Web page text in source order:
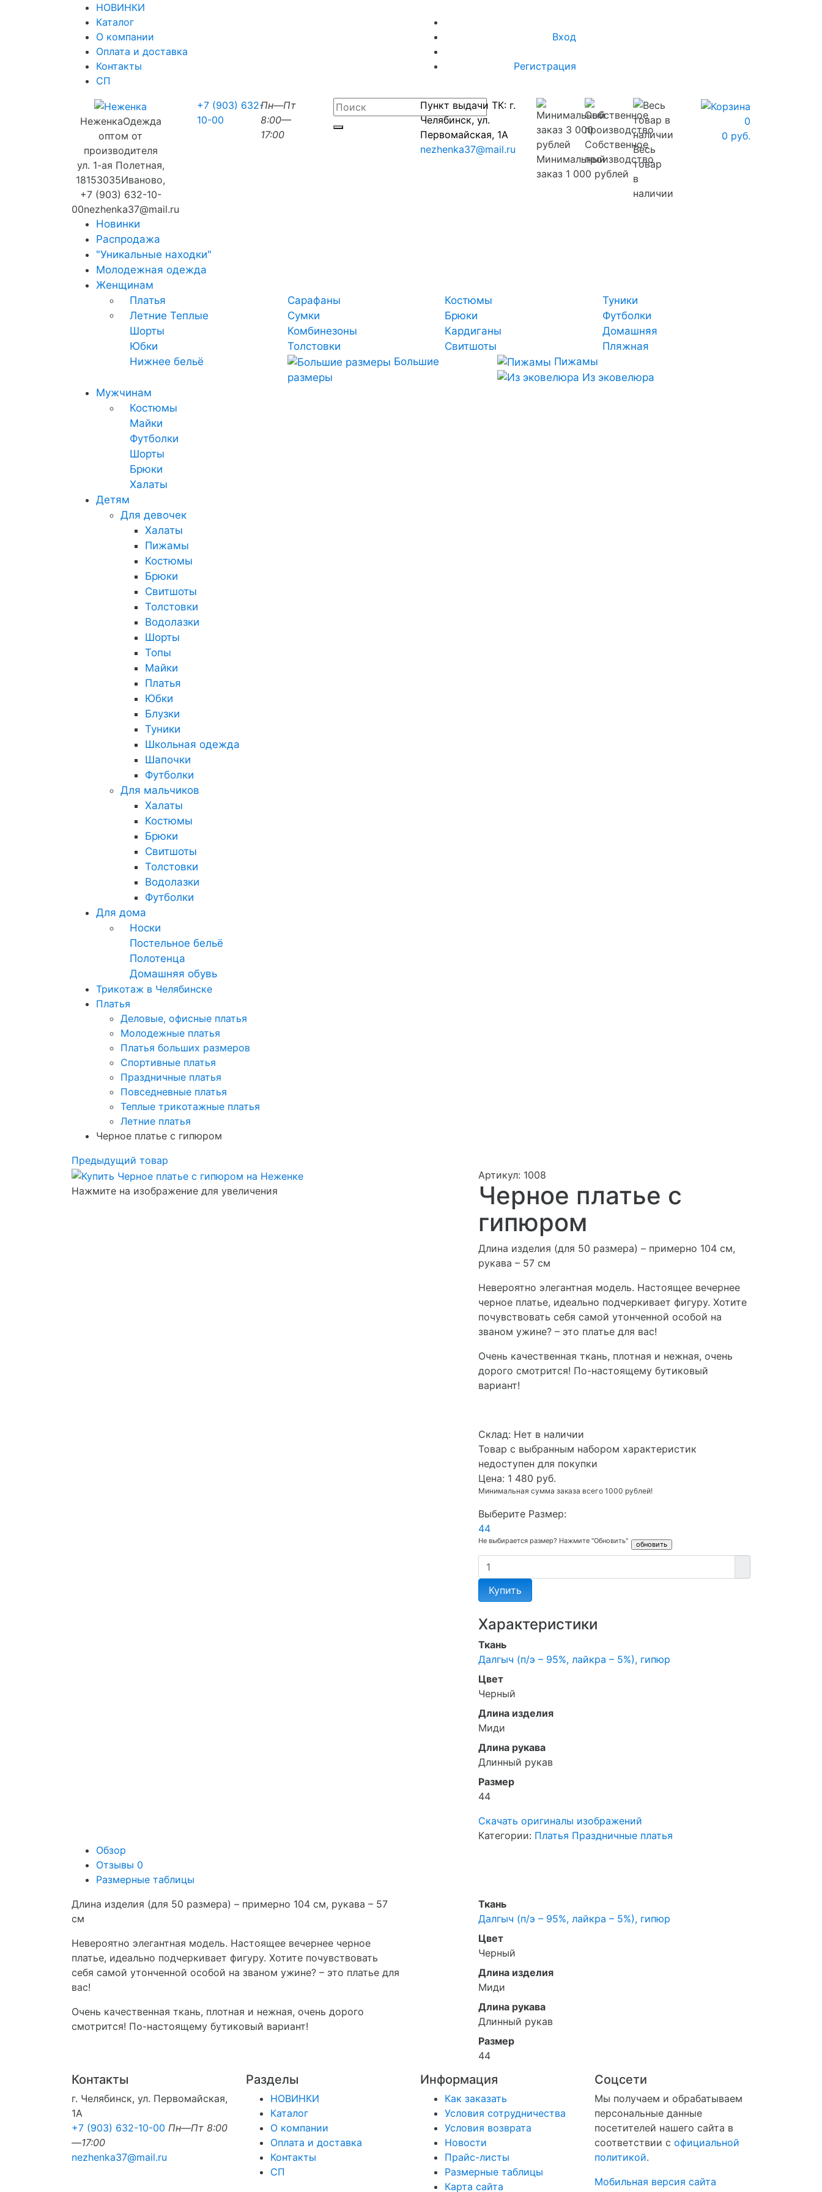
НОВИНКИ
Каталог
О компании
Оплата и доставка
Контакты
СП
Вход
Регистрация
НеженкаОдежда
оптом от
производителя
ул. 1-ая Полетная,
18153035Иваново,
+7 (903) 632-10-
00nezhenka37@mail.ru
+7 (903) 632-
10-00
Пн—Пт
8:00—
17:00
Пункт выдачи ТК: г.
Челябинск, ул.
Первомайская, 1А
nezhenka37@mail.ru
Минимальный
заказ 1 000 рублей
Собственное
производство
Весь
товар
в
наличии
0
0 руб.
Новинки
Распродажа
"Уникальные находки"
Молодежная одежда
Женщинам
Платья
Летние Теплые
Сарафаны Костюмы
Туники
Сумки
Брюки
Футболки
Шорты
Комбинезоны Кардиганы
Домашняя
Юбки
Толстовки Свитшоты
Пляжная
Нижнее бельё
Большие
размеры
Пижамы
Из эковелюра
Мужчинам
Костюмы
Майки
Футболки
Шорты
Брюки
Халаты
Детям
Для девочек
Халаты
Пижамы
Костюмы
Брюки
Свитшоты
Толстовки
Водолазки
Шорты
Топы
Майки
Платья
Юбки
Блузки
Туники
Школьная одежда
Шапочки
Футболки
Для мальчиков
Халаты
Костюмы
Брюки
Свитшоты
Толстовки
Водолазки
Футболки
Для дома
Носки
Постельное бельё
Полотенца
Домашняя обувь
Трикотаж в Челябинске
Платья
Деловые, офисные платья
Молодежные платья
Платья больших размеров
Спортивные платья
Праздничные платья
Повседневные платья
Теплые трикотажные платья
Летние платья
Черное платье с гипюром
Предыдущий товар
Нажмите на изображение для увеличения
Артикул: 1008
Черное платье с
гипюром
Длина изделия (для 50 размера) – примерно 104 см,
рукава – 57 см
Невероятно элегантная модель. Настоящее вечернее
черное платье, идеально подчеркивает фигуру. Хотите
почувствовать себя самой утонченной особой на
званом ужине? – это платье для вас!
Очень качественная ткань, плотная и нежная, очень
дорого смотрится! По-настоящему бутиковый
вариант!
Cклад: Нет в наличии
Товар с выбранным набором характеристик
недоступен для покупки
Цена: 1 480 руб.
Минимальная сумма заказа всего 1000 рублей!
Выберите Размер:
44
Не выбирается размер? Нажмите "Обновить"
Купить
Характеристики
Ткань
Далгыч (п/э – 95%, лайкра – 5%), гипюр
Цвет
Черный
Длина изделия
Миди
Длина рукава
Длинный рукав
Размер
44
Скачать оригиналы изображений
Категории: Платья Праздничные платья
Обзор
Отзывы 0
Размерные таблицы
Длина изделия (для 50 размера) – примерно 104 см, рукава – 57
см
Невероятно элегантная модель. Настоящее вечернее черное
платье, идеально подчеркивает фигуру. Хотите почувствовать
себя самой утонченной особой на званом ужине? – это платье для
вас!
Очень качественная ткань, плотная и нежная, очень дорого
смотрится! По-настоящему бутиковый вариант!
Ткань
Далгыч (п/э – 95%, лайкра – 5%), гипюр
Цвет
Черный
Длина изделия
Миди
Длина рукава
Длинный рукав
Размер
44
Контакты
г. Челябинск, ул. Первомайская,
1А
+7 (903) 632-10-00 Пн—Пт 8:00
—17:00
nezhenka37@mail.ru
Разделы
НОВИНКИ
Каталог
О компании
Оплата и доставка
Контакты
СП
Информация
Как заказать
Условия сотрудничества
Условия возврата
Новости
Прайс-листы
Размерные таблицы
Карта сайта
Соцсети
Мы получаем и обрабатываем
персональные данные
посетителей нашего сайта в
соответствии с официальной
политикой.
Мобильная версия сайта